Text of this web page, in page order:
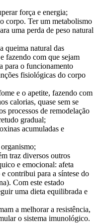
força e energia;
corpo. Ter um metabolismo
uma perda de peso natural
queima natural das
fazendo com que sejam
para o funcionamento
fisiológicas do corpo
e o apetite, fazendo com
calorias, quase sem se
processos de remodelação
gradual;
acumuladas e
traz diversos outros
e emocional: afeta
contribui para a síntese do
Com este estado
uma dieta equilibrada e
a melhorar a resistência,
o sistema imunológico.